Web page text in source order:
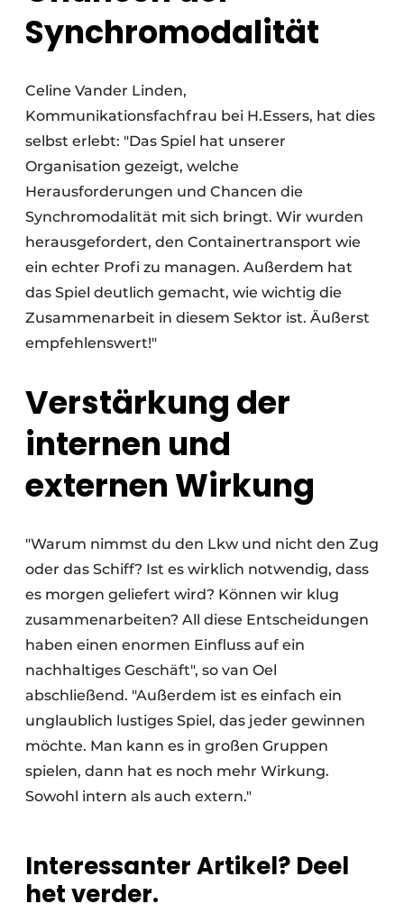
Synchromodalität
Celine Vander Linden,
Kommunikationsfachfrau bei H.Essers, hat dies
selbst erlebt: "Das Spiel hat unserer
Organisation gezeigt, welche
Herausforderungen und Chancen die
Synchromodalität mit sich bringt. Wir wurden
herausgefordert, den Containertransport wie
ein echter Profi zu managen. Außerdem hat
das Spiel deutlich gemacht, wie wichtig die
Zusammenarbeit in diesem Sektor ist. Äußerst
empfehlenswert!"
Verstärkung der
internen und
externen Wirkung
"Warum nimmst du den Lkw und nicht den Zug
oder das Schiff? Ist es wirklich notwendig, dass
es morgen geliefert wird? Können wir klug
zusammenarbeiten? All diese Entscheidungen
haben einen enormen Einfluss auf ein
nachhaltiges Geschäft", so van Oel
abschließend. "Außerdem ist es einfach ein
unglaublich lustiges Spiel, das jeder gewinnen
möchte. Man kann es in großen Gruppen
spielen, dann hat es noch mehr Wirkung.
Sowohl intern als auch extern."
Interessanter Artikel? Deel
het verder.